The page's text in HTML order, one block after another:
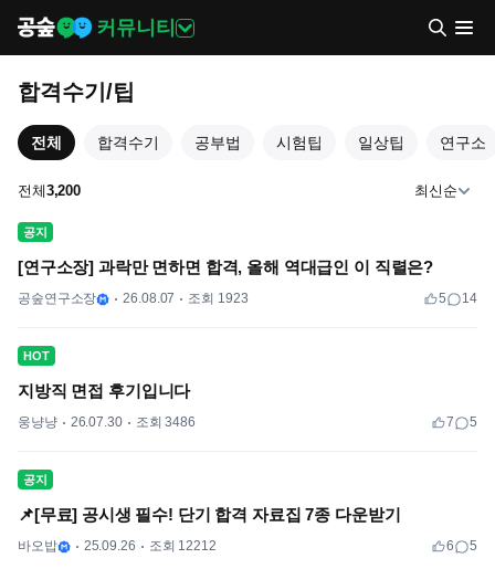
커뮤니티
합격수기/팁
전체 합격수기 공부법 시험팁 일상팁 연구소
전체3,200 최신순
공지
[연구소장] 과락만 면하면 합격, 올해 역대급인 이 직렬은?
공숲연구소장 26.08.07 조회 1923 5 14
HOT
지방직 면접 후기입니다
웅냥냥 26.07.30 조회 3486 7 5
공지
📌[무료] 공시생 필수! 단기 합격 자료집 7종 다운받기
바오밥 25.09.26 조회 12212 6 5